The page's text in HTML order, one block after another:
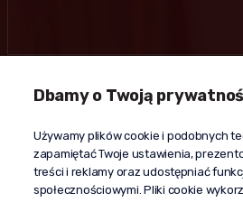
Kontakt
+48 603 610 870
kontakt@propaganda24h.pl
“Propaganda"
Dbamy o Twoją
Używamy plików cookie i podobnych
zapamiętać Twoje ustawienia,
treści i reklamy oraz udostępniać
społecznościowymi. Pliki cookie